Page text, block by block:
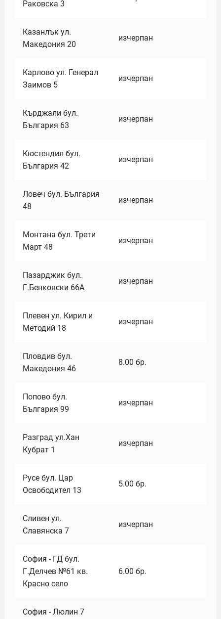
Раковска 3
Казанлък ул.
Македония 20
изчерпан
Карлово ул. Генерал
Заимов 5
изчерпан
Кърджали бул.
България 63
изчерпан
Кюстендил бул.
България 42
изчерпан
Ловеч бул. България
48
изчерпан
Монтана бул. Трети
Март 48
изчерпан
Пазарджик бул.
Г.Бенковски 66А
изчерпан
Плевен ул. Кирил и
Методий 18
изчерпан
Пловдив бул.
Македония 46
8.00 бр.
Попово бул.
България 99
изчерпан
Разград ул.Хан
Кубрат 1
изчерпан
Русе бул. Цар
Освободител 13
5.00 бр.
Сливен ул.
Славянска 7
изчерпан
София - ГД бул.
Г.Делчев №61 кв.
Красно село
6.00 бр.
София - Люлин 7